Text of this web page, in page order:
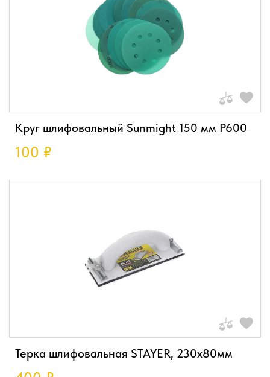
Круг шлифовальный Sunmight 150 мм P600
100 ₽
Терка шлифовальная STAYER, 230х80мм